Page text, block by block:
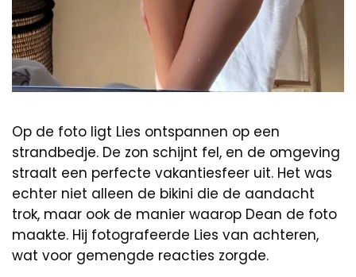
Op de foto ligt Lies ontspannen op een
strandbedje. De zon schijnt fel, en de omgeving
straalt een perfecte vakantiesfeer uit. Het was
echter niet alleen de bikini die de aandacht
trok, maar ook de manier waarop Dean de foto
maakte. Hij fotografeerde Lies van achteren,
wat voor gemengde reacties zorgde.